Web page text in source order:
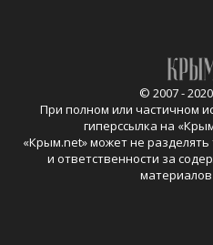
© 2007 -
При полном или частичном
гиперссылка на «
«Крым.net» может не
и ответственности за
материалов